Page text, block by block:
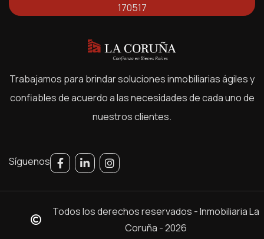
170517
Trabajamos para brindar soluciones inmobiliarias ágiles y
confiables de acuerdo a las necesidades de cada uno de
nuestros clientes.
Síguenos
Todos los derechos reservados - Inmobiliaria La
Coruña - 2026